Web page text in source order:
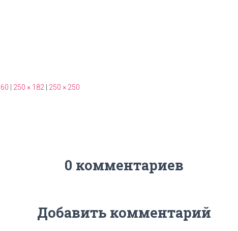
250 × 182 250 × 250
0 комментариев
Добавить комментарий